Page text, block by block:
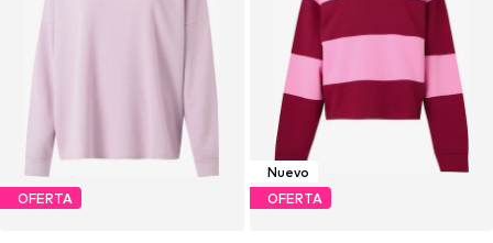
OFERTA
Nuevo
OFERTA